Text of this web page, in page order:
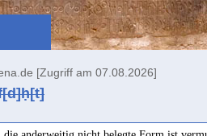
[Zugriff am 07.08.2026]